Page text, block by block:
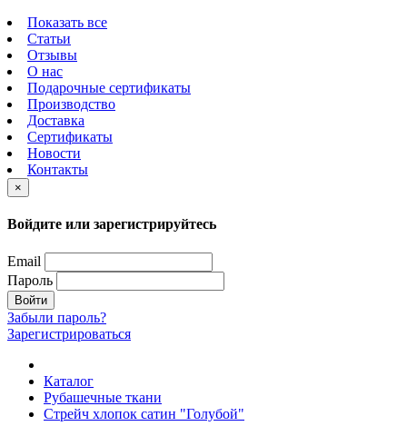
Показать все
Статьи
Отзывы
О нас
Подарочные сертификаты
Производство
Доставка
Сертификаты
Новости
Контакты
×
Войдите или зарегистрируйтесь
Email
Пароль
Войти
Забыли пароль?
Зарегистрироваться
Каталог
Рубашечные ткани
Стрейч хлопок сатин "Голубой"